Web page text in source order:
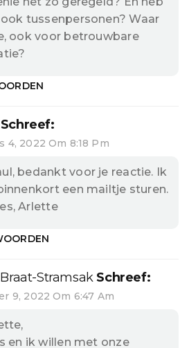
tussenpersonen? Waar
ook voor betrouwbare
Schreef:
4, 2022 Om 8:18 Pm
bedankt voor je reactie. Ik
een mailtje sturen.
Arlette
Stramsak Schreef:
9, 2022 Om 6:47 Am
en ik willen met onze